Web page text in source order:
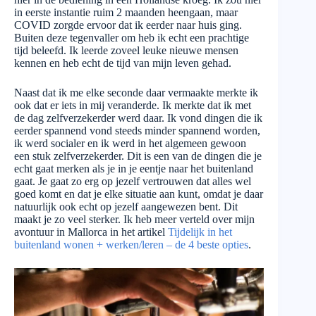
in eerste instantie ruim 2 maanden heengaan, maar
COVID zorgde ervoor dat ik eerder naar huis ging.
Buiten deze tegenvaller om heb ik echt een prachtige
tijd beleefd. Ik leerde zoveel leuke nieuwe mensen
kennen en heb echt de tijd van mijn leven gehad.
Naast dat ik me elke seconde daar vermaakte merkte ik
ook dat er iets in mij veranderde. Ik merkte dat ik met
de dag zelfverzekerder werd daar. Ik vond dingen die ik
eerder spannend vond steeds minder spannend worden,
ik werd socialer en ik werd in het algemeen gewoon
een stuk zelfverzekerder. Dit is een van de dingen die je
echt gaat merken als je in je eentje naar het buitenland
gaat. Je gaat zo erg op jezelf vertrouwen dat alles wel
goed komt en dat je elke situatie aan kunt, omdat je daar
natuurlijk ook echt op jezelf aangewezen bent. Dit
maakt je zo veel sterker. Ik heb meer verteld over mijn
avontuur in Mallorca in het artikel Tijdelijk in het
buitenland wonen + werken/leren – de 4 beste opties.